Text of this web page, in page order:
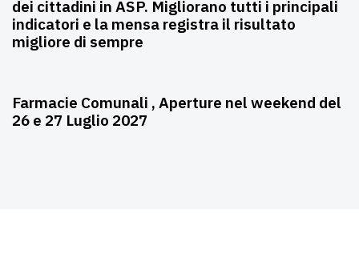
dei cittadini in ASP. Migliorano tutti i principali
indicatori e la mensa registra il risultato
migliore di sempre
Farmacie Comunali , Aperture nel weekend del
26 e 27 Luglio 2027